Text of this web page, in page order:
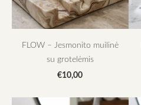
FLOW – Jesmonito muilinė
su grotelėmis
€10,00